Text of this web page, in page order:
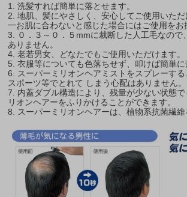
1. 洗髪すれば簡単に落とせます。
2. 地肌、髪にやさしく、安心してご使用いた
一お肌に合わないと感じた場合にはご使用をお
3. ０．３～０．５mmに裁断した人工毛なので
ありません。
4. 老若男女、どなたでもご使用いただけます。
5. 衣服等についても色落ちせず、叩けば簡単に
6. スーパーミリオンヘアミストをスプレーす
スポーツ等でとれて しまう心配はありません。
7. 内蓋ダブル構造により、残量が少ない状態で
リオンヘアーをふりかけることができます。
8. スーパーミリオンヘアーは、植物系抗菌繊維